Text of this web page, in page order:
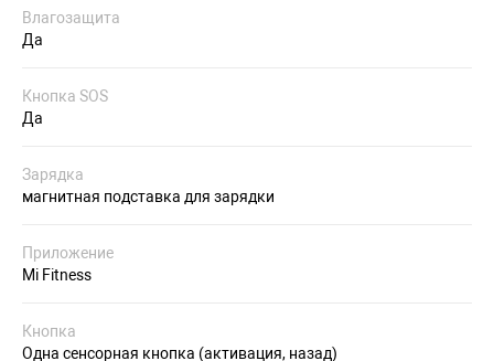
Влагозащита
Да
Кнопка SOS
Да
Зарядка
магнитная подставка для зарядки
Приложение
Mi Fitness
Кнопка
Одна сенсорная кнопка (активация, назад)